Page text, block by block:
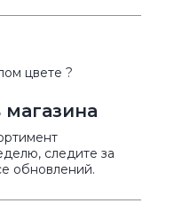
цвете ?
следите за
обновлений.